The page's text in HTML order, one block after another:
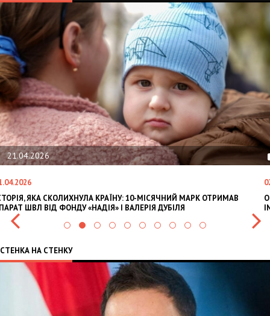
21.04.2026
ЯКА СКОЛИХНУЛА КРАЇНУ: 10-МІСЯЧНИЙ МАРК ОТРИМАВ
ШВЛ ВІД ФОНДУ «НАДІЯ» І ВАЛЕРІЯ ДУБІЛЯ
СТЕНКА НА СТЕНКУ